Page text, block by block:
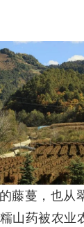
藤蔓，也从
山药被农业